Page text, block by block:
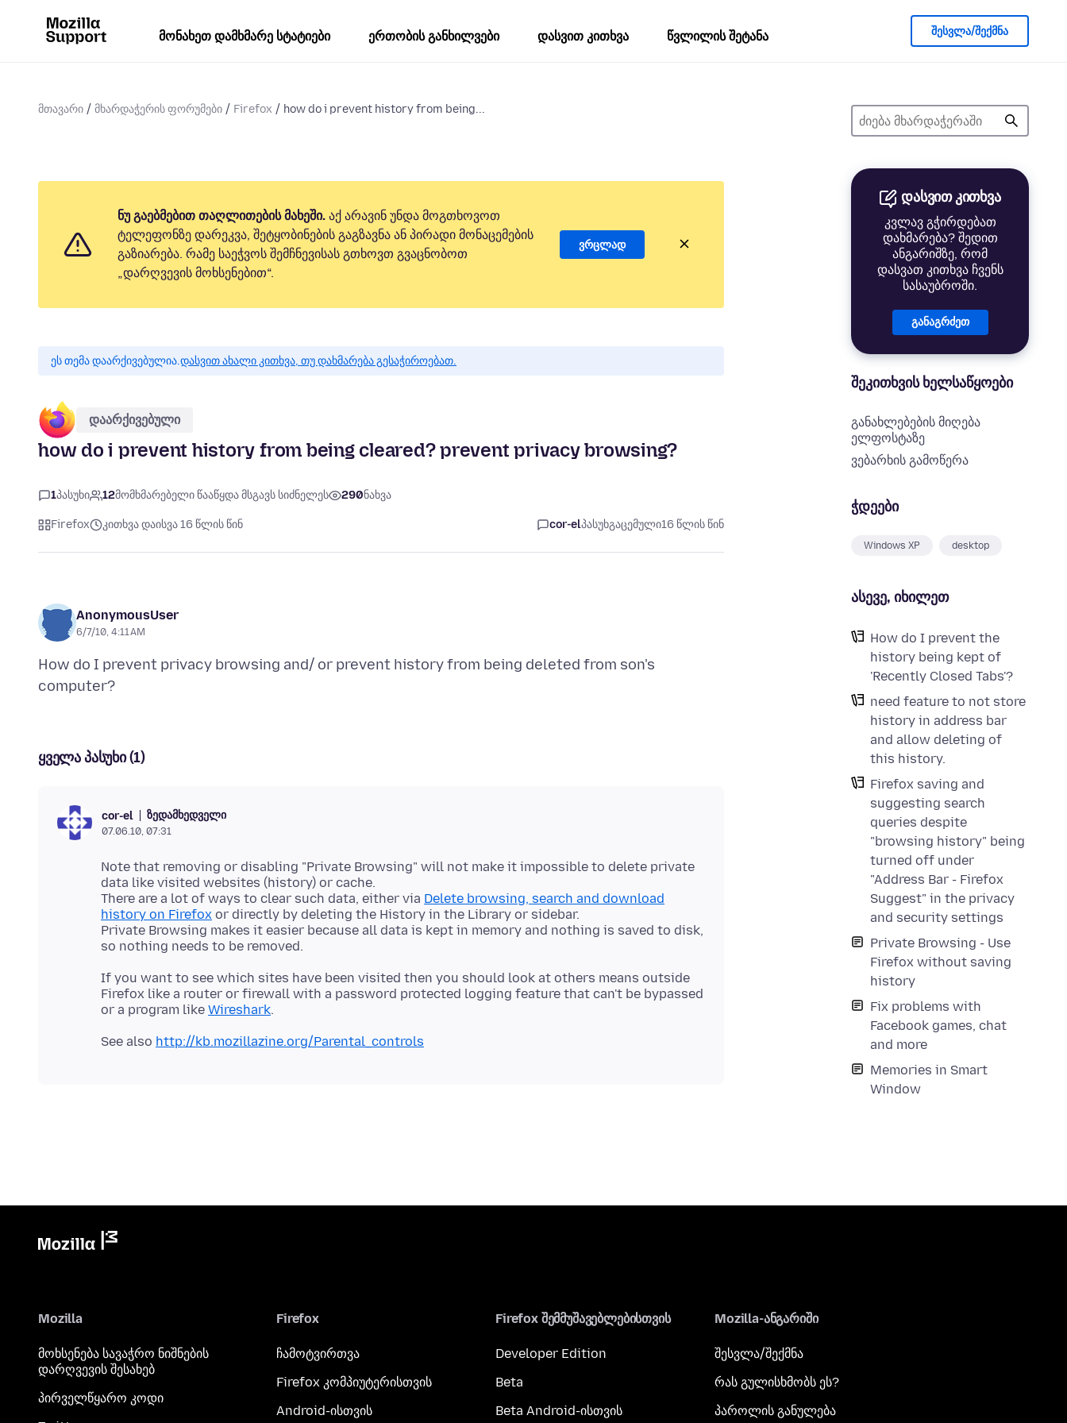
მონახეთ დამხმარე სტატიები ერთობის განხილვები დასვით კითხვა წვლილის შეტანა შესვლა/შექმნა
მთავარი მხარდაჭერის ფორუმები Firefox how do i prevent history from being...
დასვით კითხვა
კვლავ გჭირდებათ
დახმარება? შედით
ანგარიშზე, რომ
დასვათ კითხვა ჩვენს
სასაუბროში.
განაგრძეთ
შეკითხვის ხელსაწყოები
განახლებების მიღება
ელფოსტაზე
ვებარხის გამოწერა
ჭდეები
Windows XP desktop
ასევე, იხილეთ
How do I prevent the
history being kept of
'Recently Closed Tabs'?
need feature to not store
history in address bar
and allow deleting of
this history.
Firefox saving and
suggesting search
queries despite
"browsing history" being
turned off under
"Address Bar - Firefox
Suggest" in the privacy
and security settings
Private Browsing - Use
Firefox without saving
history
Fix problems with
Facebook games, chat
and more
Memories in Smart
Window
ნუ გაებმებით თაღლითების მახეში. აქ არავინ უნდა მოგთხოვოთ
ტელეფონზე დარეკვა, შეტყობინების გაგზავნა ან პირადი მონაცემების
გაზიარება. რამე საეჭვოს შემჩნევისას გთხოვთ გვაცნობოთ
„დარღვევის მოხსენებით“.
ვრცლად
ეს თემა დაარქივებულია.დასვით ახალი კითხვა, თუ დახმარება გესაჭიროებათ.
დაარქივებული
how do i prevent history from being cleared? prevent privacy browsing?
1პასუხი 12მომხმარებელი წააწყდა მსგავს სიძნელეს 290ნახვა
Firefox კითხვა დაისვა 16 წლის წინ cor-elპასუხგაცემული16 წლის წინ
AnonymousUser
6/7/10, 4:11 AM
How do I prevent privacy browsing and/ or prevent history from being deleted from son's
ყველა პასუხი (1)
cor-el ზედამხედველი
07.06.10, 07:31
Note that removing or disabling "Private Browsing" will not make it impossible to delete private
data like visited websites (history) or cache.
There are a lot of ways to clear such data, either via Delete browsing, search and download
history on Firefox or directly by deleting the History in the Library or sidebar.
Private Browsing makes it easier because all data is kept in memory and nothing is saved to disk,
If you want to see which sites have been visited then you should look at others means outside
Firefox like a router or firewall with a password protected logging feature that can't be bypassed
or a program like Wireshark
See also http://kb.mozillazine.org/Parental_controls
Mozilla
მოხსენება სავაჭრო ნიშნების
დარღვევის შესახებ
პირველწყარო კოდი
Firefox
ჩამოტვირთვა
Firefox კომპიუტერისთვის
Android-ისთვის
Firefox შემმუშავებლებისთვის
Developer Edition
Beta
Beta Android-ისთვის
Mozilla-ანგარიში
შესვლა/შექმნა
რას გულისხმობს ეს?
პაროლის განულება